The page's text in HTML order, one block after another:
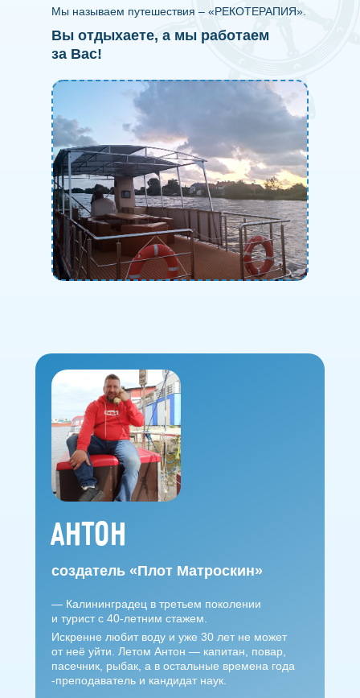
Мы называем путешествия – «РЕКОТЕРАПИЯ».
Вы отдыхаете, а мы работаем
за Вас!
Антон
— Калининградец в третьем поколении
и турист с 40-летним стажем.
Искренне любит воду и уже 30 лет не может
от неё уйти. Летом Антон — капитан, повар,
пасечник, рыбак, а в остальные времена года
-преподаватель и кандидат наук.
создатель «Плот Матроскин»